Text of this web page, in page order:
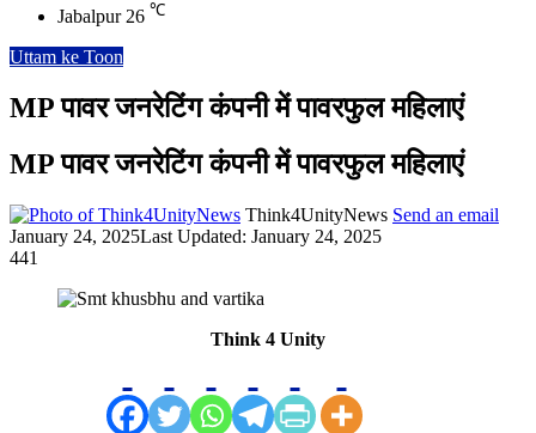
Jabalpur 26 ℃
Uttam ke Toon
MP पावर जनरेटिंग कंपनी में पावरफुल महिलाएं
MP पावर जनरेटिंग कंपनी में पावरफुल महिलाएं
Think4UnityNews Send an email
January 24, 2025Last Updated: January 24, 2025
441
Think 4 Unity